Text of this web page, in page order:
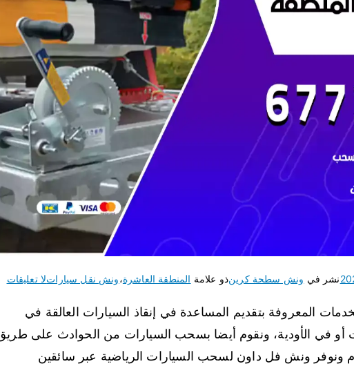
نشر في ونش سطحة كرينذو علامة المنطقة العاشرة،ونش نقل سياراتلا تعليقات
المعروفة بتقديم المساعدة في إنقاذ السيارات العالقة في
أو في الأودية، ونقوم أيضا بسحب السيارات من الحوادث على
ونوفر ونش فل داون لسحب السيارات الرياضية عبر سائقين